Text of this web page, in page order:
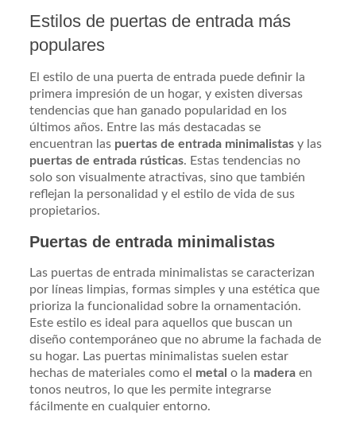
Estilos de puertas de entrada más
populares
El estilo de una puerta de entrada puede definir la
primera impresión de un hogar, y existen diversas
tendencias que han ganado popularidad en los
últimos años. Entre las más destacadas se
encuentran las puertas de entrada minimalistas y las
puertas de entrada rústicas. Estas tendencias no
solo son visualmente atractivas, sino que también
reflejan la personalidad y el estilo de vida de sus
propietarios.
Puertas de entrada minimalistas
Las puertas de entrada minimalistas se caracterizan
por líneas limpias, formas simples y una estética que
prioriza la funcionalidad sobre la ornamentación.
Este estilo es ideal para aquellos que buscan un
diseño contemporáneo que no abrume la fachada de
su hogar. Las puertas minimalistas suelen estar
hechas de materiales como el metal o la madera en
tonos neutros, lo que les permite integrarse
fácilmente en cualquier entorno.